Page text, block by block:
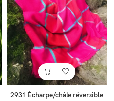
2931 Écharpe/châle réversible